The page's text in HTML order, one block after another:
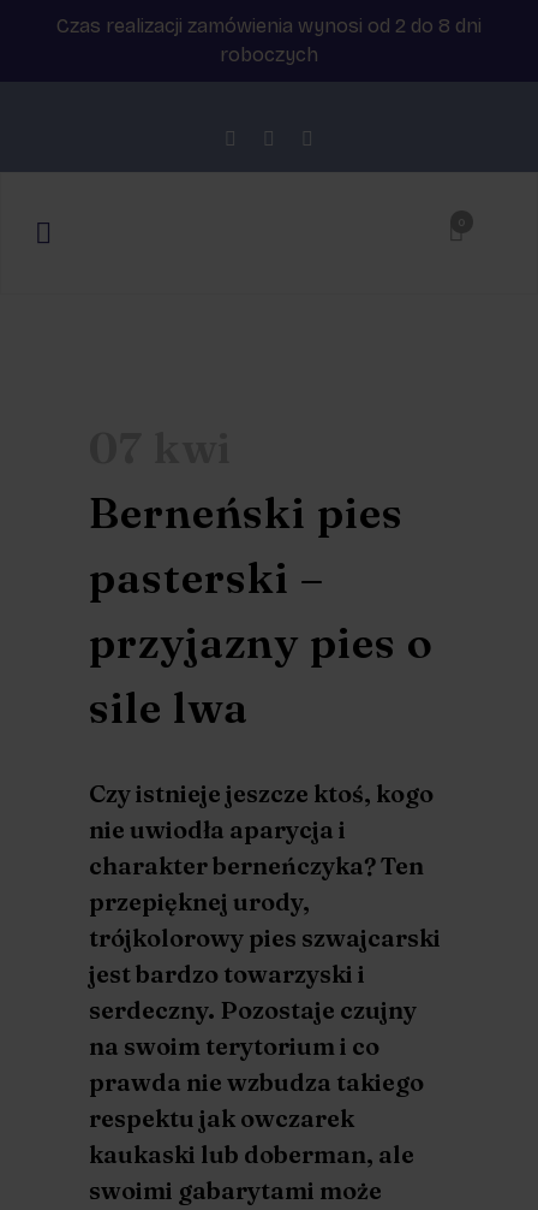
Czas realizacji zamówienia wynosi od 2 do 8 dni
roboczych
0
Berneński pies
pasterski –
przyjazny pies o
sile lwa
Czy istnieje jeszcze ktoś, kogo
nie uwiodła aparycja i
charakter berneńczyka? Ten
przepięknej urody,
trójkolorowy pies szwajcarski
jest bardzo towarzyski i
serdeczny. Pozostaje czujny
na swoim terytorium i co
prawda nie wzbudza takiego
respektu jak owczarek
kaukaski lub doberman, ale
swoimi gabarytami może